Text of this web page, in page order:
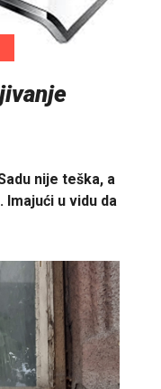
nije teška, a
u vidu da